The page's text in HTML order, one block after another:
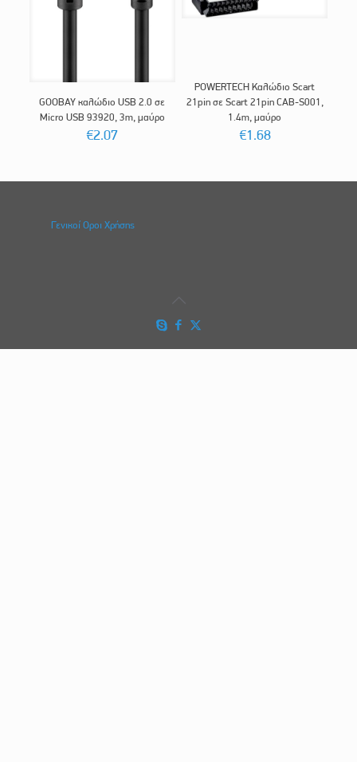
GOOBAY καλώδιο USB 2.0 σε
Micro USB 93920, 3m, μαύρο
€2.07
POWERTECH Καλώδιο Scart
21pin σε Scart 21pin CAB-S001,
1.4m, μαύρο
€1.68
Γενικοί Οροι Χρήσης